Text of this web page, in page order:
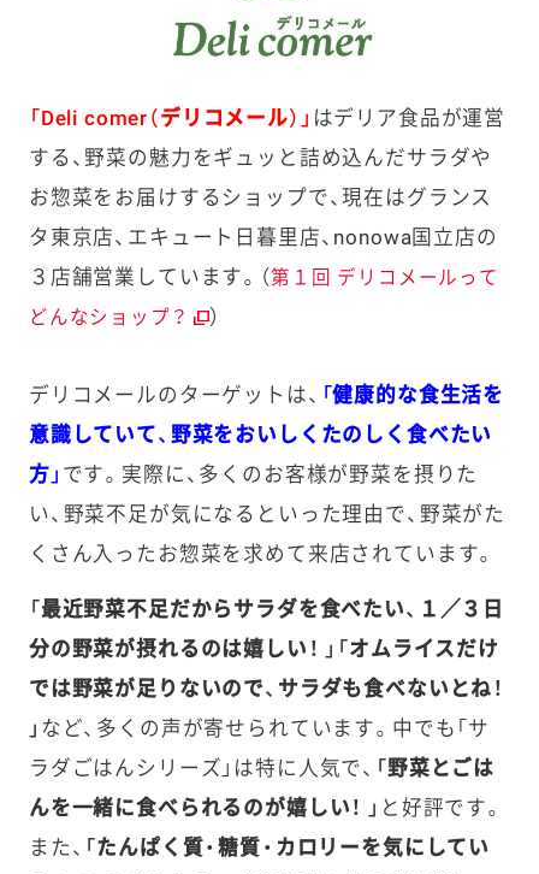
「Deli comer（デリコメール）」 はデリア食品が運営
する、野菜の魅力をギュッと詰め込んだサラダや
お惣菜をお届けするショップで、現在はグランス
タ東京店、エキュート日暮里店、nonowa国立店の
３店舗営業しています。（第１回 デリコメールって
どんなショップ？
）
デリコメールのターゲットは、 「健康的な食生活を
意識していて、野菜をおいしくたのしく食べたい
方」 です。実際に、多くのお客様が野菜を摂りた
い、野菜不足が気になるといった理由で、野菜がた
くさん入ったお惣菜を求めて来店されています。
「最近野菜不足だからサラダを食べたい、１／３日
分の野菜が摂れるのは嬉しい！ 」「オムライスだけ
では野菜が足りないので、サラダも食べないとね！
」 など、多くの声が寄せられています。中でも「サ
ラダごはんシリーズ」は特に人気で、 「野菜とごは
んを一緒に食べられるのが嬉しい！ 」 と好評です。
また、 「たんぱく質・糖質・カロリーを気にしてい